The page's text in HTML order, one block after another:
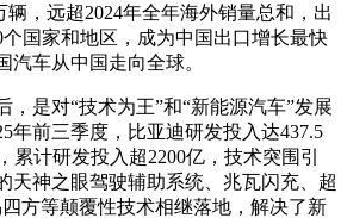
辆，远超2024年全年海外销量总和，出
国家和地区，成为中国出口增长最快
汽车从中国走向全球。
，是对“技术为王”和“新能源汽车”发展
年前三季度，比亚迪研发投入达437.5
累计研发投入超2200亿，技术突围引
天神之眼驾驶辅助系统、兆瓦闪充、超
方等颠覆性技术相继落地，解决了新